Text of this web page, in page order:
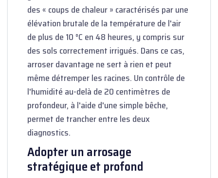
des « coups de chaleur » caractérisés par une
élévation brutale de la température de l'air
de plus de 10 °C en 48 heures, y compris sur
des sols correctement irrigués. Dans ce cas,
arroser davantage ne sert à rien et peut
même détremper les racines. Un contrôle de
l'humidité au-delà de 20 centimètres de
profondeur, à l'aide d'une simple bêche,
permet de trancher entre les deux
diagnostics.
Adopter un arrosage
stratégique et profond